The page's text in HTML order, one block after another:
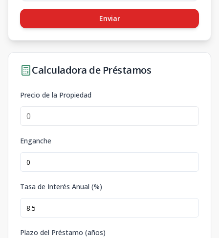
Enviar
Calculadora de Préstamos
Precio de la Propiedad
Enganche
Tasa de Interés Anual (%)
Plazo del Préstamo (años)